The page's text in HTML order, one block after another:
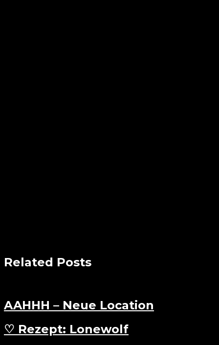
Related Posts
AAHHH – Neue Location
♡ Rezept: Lonewolf